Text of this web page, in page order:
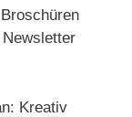
Kreativ